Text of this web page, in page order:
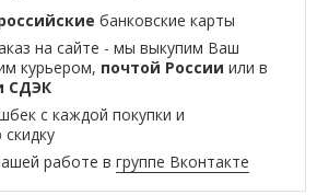
банковские карты
на сайте - мы выкупим Ваш
курьером, почтой России или в
СДЭК
с каждой покупки и
работе вгруппе Вконтакте